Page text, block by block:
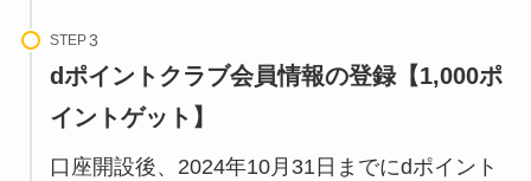
STEP
dポイントクラブ会員情報の登録【1,000ポ
イントゲット】
口座開設後、2024年10月31日までにdポイント